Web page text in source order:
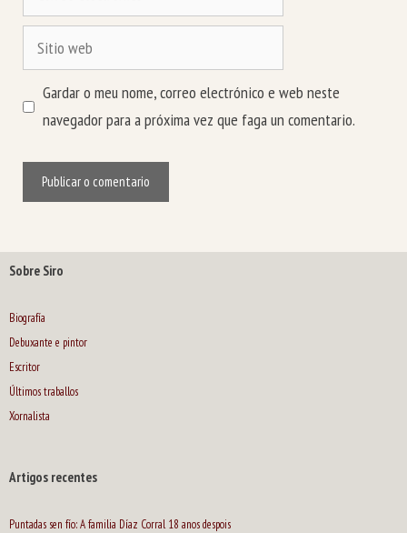
electrónico
Sitio
web
Gardar o meu nome, correo electrónico e web neste
navegador para a próxima vez que faga un comentario.
Sobre Siro
Biografía
Debuxante e pintor
Escritor
Últimos traballos
Xornalista
Artigos recentes
Puntadas sen fío: A familia Díaz Corral 18 anos despois